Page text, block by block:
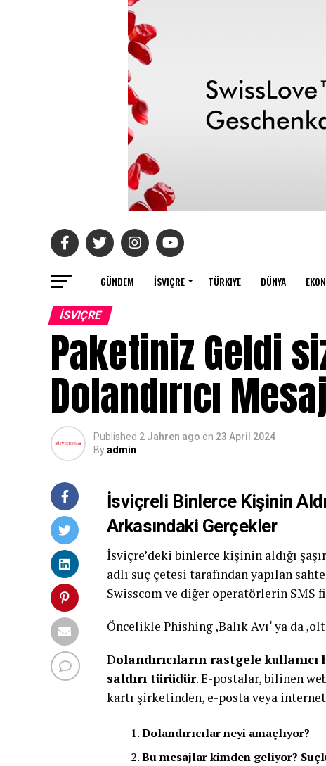
GÜNDEM İSVIÇRE TÜRKIYE DÜNYA
İSVIÇRE
Paketiniz Geldi
Dolandırıcı
Published 2 Jahren ago on 23 April 2024
Byadmin
İsviçreli Binlerce Kişinin
Arkasındaki Gerçekler
İsviçre’deki binlerce kişinin aldığı
adlı suç çetesi tarafından yapılan
Swisscom ve diğer operatörlerin
Öncelikle Phishing ‚Balık Avı‘ ya da
Dolandırıcıların rastgele
saldırı türüdür. E-postalar, bilinen
kartı şirketinden, e-posta veya
Dolandırıcılar neyi amaçlıyor?
Bu mesajlar kimden geliyor?